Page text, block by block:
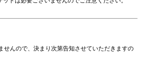
せんので、決まり次第告知させていただきますの